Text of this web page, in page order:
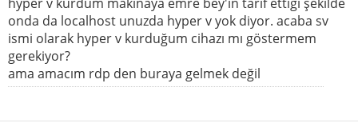
onda da localhost unuzda hyper v yok diyor. acaba sv
ismi olarak hyper v kurduğum cihazı mı göstermem
gerekiyor?
ama amacım rdp den buraya gelmek değil